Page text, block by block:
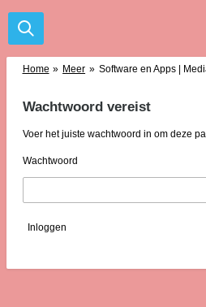
Ga
direct
Home » Meer » Software en Apps |
Wachtwoord vereist
Voer het juiste wachtwoord in om deze
Wachtwoord
Inloggen